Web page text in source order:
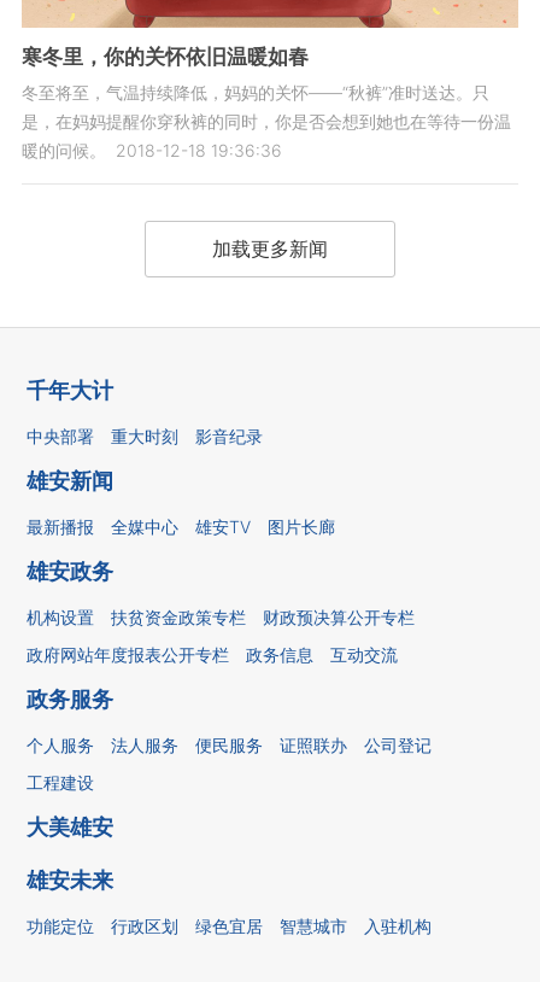
寒冬里，你的关怀依旧温暖如春
冬至将至，气温持续降低，妈妈的关怀——“秋裤”准时送达。只
是，在妈妈提醒你穿秋裤的同时，你是否会想到她也在等待一份温
暖的问候。
2018-12-18 19:36:36
加载更多新闻
千年大计
中央部署 重大时刻 影音纪录
雄安新闻
最新播报 全媒中心 雄安TV 图片长廊
雄安政务
机构设置 扶贫资金政策专栏
财政预决算公开专栏
政府网站年度报表公开专栏
政务信息 互动交流
政务服务
个人服务 法人服务 便民服务 证照联办
公司登记
工程建设
大美雄安
雄安未来
功能定位 行政区划 绿色宜居 智慧城市 入驻机构